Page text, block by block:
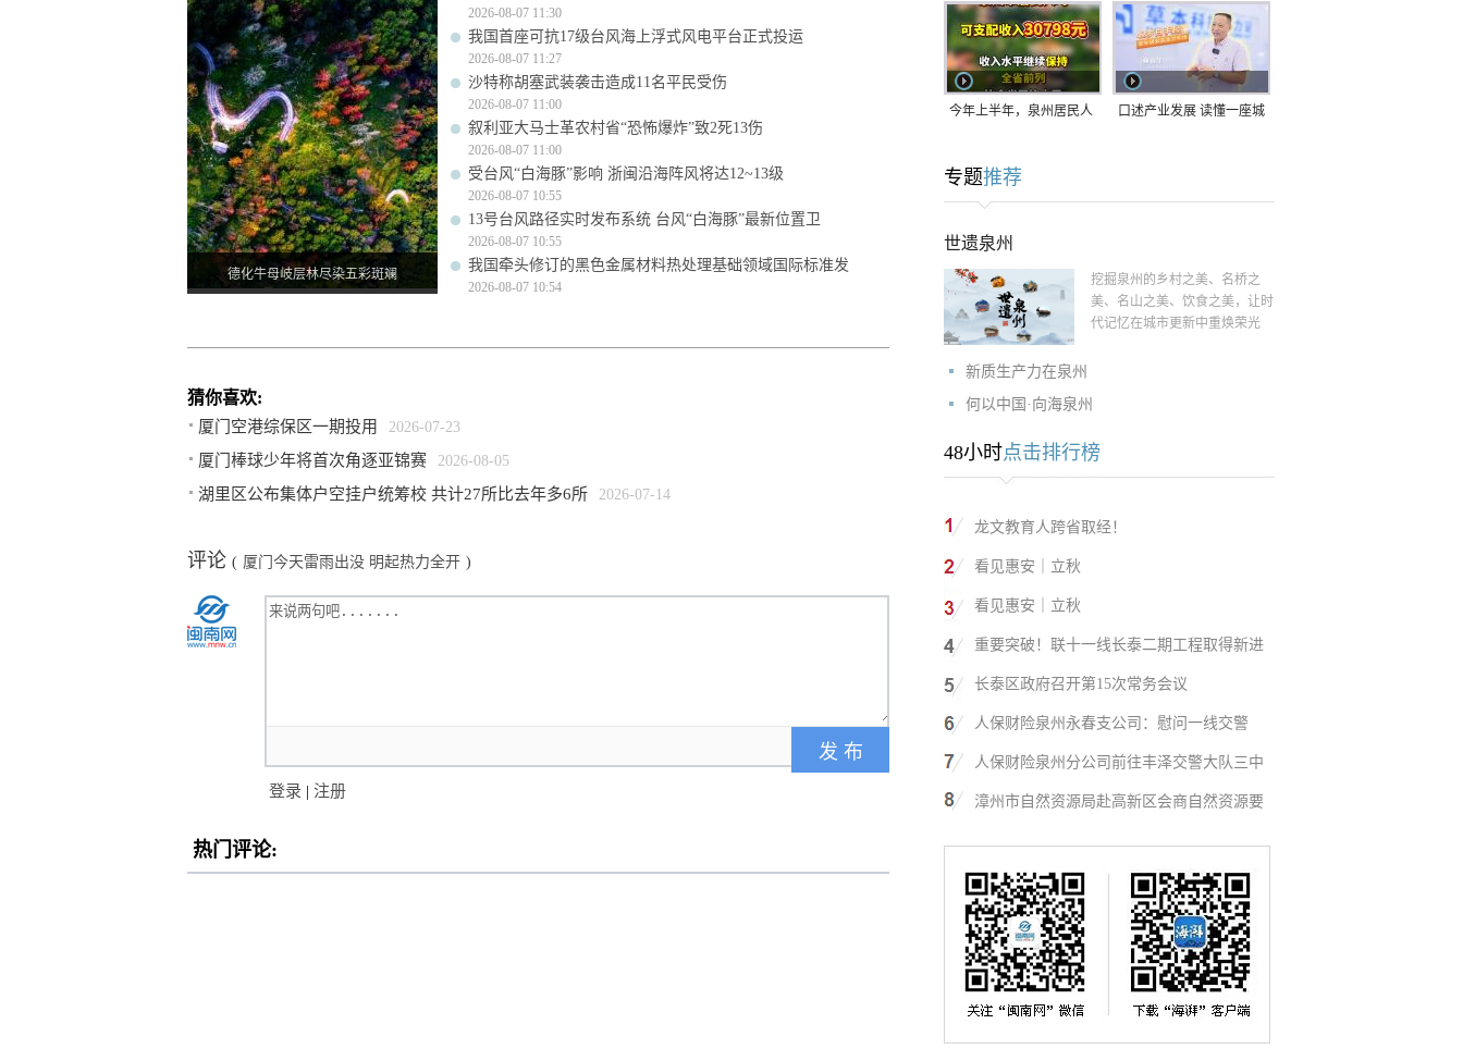
德化牛母岐层林尽染五彩斑斓
2026-08-07 11:30
我国首座可抗17级台风海上浮式风电平台正式投运
2026-08-07 11:27
沙特称胡塞武装袭击造成11名平民受伤
2026-08-07 11:00
叙利亚大马士革农村省“恐怖爆炸”致2死13伤
2026-08-07 11:00
受台风“白海豚”影响 浙闽沿海阵风将达12~13级
2026-08-07 10:55
13号台风路径实时发布系统 台风“白海豚”最新位置卫
2026-08-07 10:55
我国牵头修订的黑色金属材料热处理基础领域国际标准发
2026-08-07 10:54
猜你喜欢:
厦门空港综保区一期投用 2026-07-23
厦门棒球少年将首次角逐亚锦赛 2026-08-05
湖里区公布集体户空挂户统筹校 共计27所比去年多6所 2026-07-14
评论 ( 厦门今天雷雨出没 明起热力全开 )
登录 | 注册
热门评论:
9日在长江口至福建北部
一带沿海登陆
今年上半年，泉州居民人 口述产业发展 读懂一座城
专题推荐
世遗泉州
挖掘泉州的乡村之美、名桥之
美、名山之美、饮食之美，让时
代记忆在城市更新中重焕荣光
新质生产力在泉州
何以中国·向海泉州
48小时点击排行榜
龙文教育人跨省取经！
看见惠安｜立秋
看见惠安｜立秋
重要突破！联十一线长泰二期工程取得新进
长泰区政府召开第15次常务会议
人保财险泉州永春支公司：慰问一线交警
人保财险泉州分公司前往丰泽交警大队三中
漳州市自然资源局赴高新区会商自然资源要